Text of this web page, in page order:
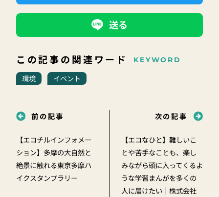
送る
この記事の関連ワード KEYWORD
環境 イベント
前の記事
【エコチルインフォメー
ション】多摩の大自然と
絶景に触れる東京多摩ハ
イクスタンプラリー
次の記事
【エコなひと】難しいこ
とや苦手なことも、楽し
みながら頭に入ってくるよ
うな学習まんがを多くの
人に届けたい｜株式会社